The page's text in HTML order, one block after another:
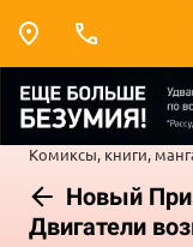
Комиксы, книги,
Новый
Двигатели